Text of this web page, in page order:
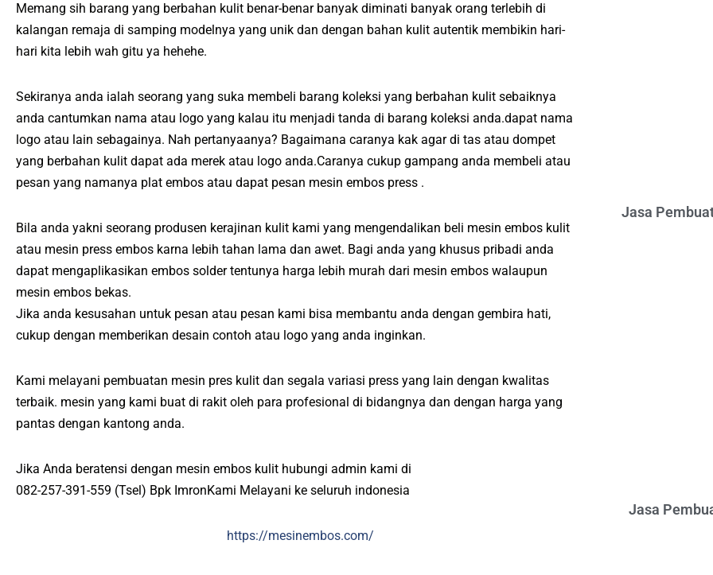
Memang sih barang yang berbahan kulit benar-benar banyak diminati banyak orang terlebih di
kalangan remaja di samping modelnya yang unik dan dengan bahan kulit autentik membikin hari-
hari kita lebih wah gitu ya hehehe.
Sekiranya anda ialah seorang yang suka membeli barang koleksi yang berbahan kulit sebaiknya
anda cantumkan nama atau logo yang kalau itu menjadi tanda di barang koleksi anda.dapat nama
logo atau lain sebagainya. Nah pertanyaanya? Bagaimana caranya kak agar di tas atau dompet
yang berbahan kulit dapat ada merek atau logo anda.Caranya cukup gampang anda membeli atau
pesan yang namanya plat embos atau dapat pesan mesin embos press .
Bila anda yakni seorang produsen kerajinan kulit kami yang mengendalikan beli mesin embos kulit
atau mesin press embos karna lebih tahan lama dan awet. Bagi anda yang khusus pribadi anda
dapat mengaplikasikan embos solder tentunya harga lebih murah dari mesin embos walaupun
mesin embos bekas.
Jika anda kesusahan untuk pesan atau pesan kami bisa membantu anda dengan gembira hati,
cukup dengan memberikan desain contoh atau logo yang anda inginkan.
Kami melayani pembuatan mesin pres kulit dan segala variasi press yang lain dengan kwalitas
terbaik. mesin yang kami buat di rakit oleh para profesional di bidangnya dan dengan harga yang
pantas dengan kantong anda.
Jika Anda beratensi dengan mesin embos kulit hubungi admin kami di
082-257-391-559 (Tsel) Bpk ImronKami Melayani ke seluruh indonesia
https://mesinembos.com/
Jasa
Jasa